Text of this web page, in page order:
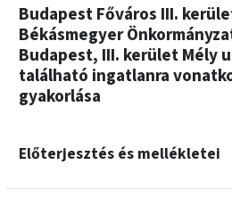
Budapest Főváros III.
Békásmegyer
Budapest, III. kerület Mély
található ingatlanra
gyakorlása
Előterjesztés és mellékletei